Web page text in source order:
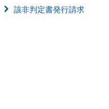
該非判定書発行請求